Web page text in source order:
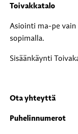
Toivakkatalo
Asiointi ma-pe vain
sopimalla.
Sisäänkäynti
Ota yhteyttä
Puhelinnumerot